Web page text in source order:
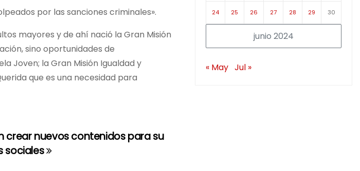
por las sanciones criminales».
mayores y de ahí nació la Gran Misión
sino oportunidades de
Joven; la Gran Misión Igualdad y
que es una necesidad para
crear nuevos contenidos para su
sociales
junio 2024
24 25 26 27 28 29 30
« May Jul »